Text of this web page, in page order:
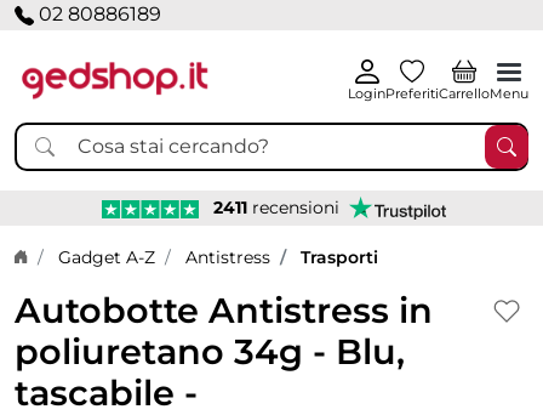
02 80886189
LoginPreferitiCarrelloMenu
2411 recensioni
Home page
Gadget A-Z Antistress Trasporti
Autobotte Antistress in
poliuretano 34g - Blu,
tascabile -